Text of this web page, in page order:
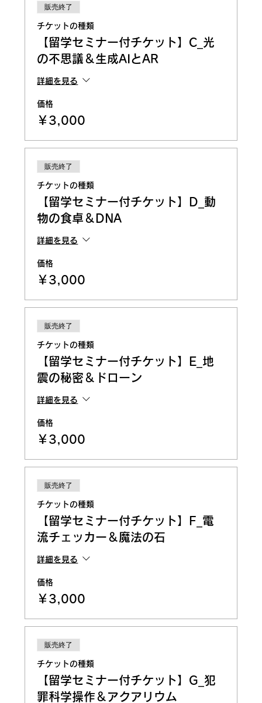
販売終了
チケットの種類
【留学セミナー付チケット】C_光
の不思議＆生成AIとAR
詳細を見る
価格
￥3,000
販売終了
チケットの種類
【留学セミナー付チケット】D_動
物の食卓＆DNA
詳細を見る
価格
￥3,000
販売終了
チケットの種類
【留学セミナー付チケット】E_地
震の秘密＆ドローン
詳細を見る
価格
￥3,000
販売終了
チケットの種類
【留学セミナー付チケット】F_電
流チェッカー＆魔法の石
詳細を見る
価格
￥3,000
販売終了
チケットの種類
【留学セミナー付チケット】G_犯
罪科学操作＆アクアリウム